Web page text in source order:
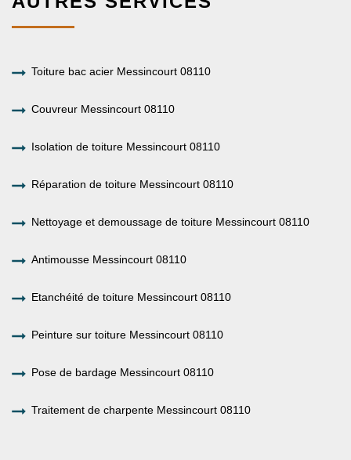
Toiture bac acier Messincourt 08110
Couvreur Messincourt 08110
Isolation de toiture Messincourt 08110
Réparation de toiture Messincourt 08110
Nettoyage et demoussage de toiture Messincourt 08110
Antimousse Messincourt 08110
Etanchéité de toiture Messincourt 08110
Peinture sur toiture Messincourt 08110
Pose de bardage Messincourt 08110
Traitement de charpente Messincourt 08110